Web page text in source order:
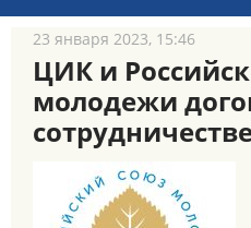
23 января 2023, 15:46
ЦИК и
молодежи